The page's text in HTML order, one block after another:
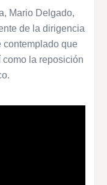
Mario Delgado,
de la dirigencia
contemplado que
la reposición